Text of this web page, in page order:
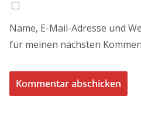
Name, E-Mail-Adresse und
für meinen nächsten